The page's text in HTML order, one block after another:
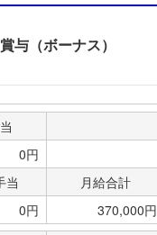
与（ボーナス）
0円
当
月給合計
0円 370,000円